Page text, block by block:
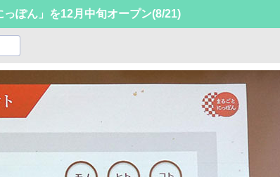
ぽん」を12月中旬オープン(8/21)